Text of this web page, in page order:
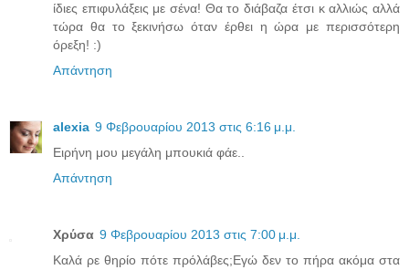
ίδιες επιφυλάξεις με σένα! Θα το διάβαζα έτσι κ αλλιώς αλλά
τώρα θα το ξεκινήσω όταν έρθει η ώρα με περισσότερη
όρεξη! :)
Απάντηση
alexia 9 Φεβρουαρίου 2013 στις 6:16 μ.μ.
Ειρήνη μου μεγάλη μπουκιά φάε..
Απάντηση
Χρύσα 9 Φεβρουαρίου 2013 στις 7:00 μ.μ.
Καλά ρε θηρίο πότε πρόλάβες;Εγώ δεν το πήρα ακόμα στα